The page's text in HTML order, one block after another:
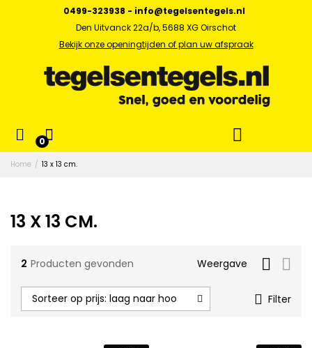
0499-323938 - info@tegelsentegels.nl
Den Uitvanck 22a/b, 5688 XG Oirschot
Bekijk onze openingtijden of plan uw afspraak
0
Home / 13 x 13 cm.
13 X 13 CM.
2 Producten gevonden Weergave
Filter
Sorteer op prijs: laag naar hoog